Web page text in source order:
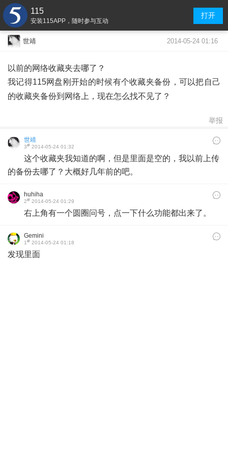
115
安装115APP，随时参与互动
打开
世靖 2014-05-24 01:16
以前的网络收藏夹去哪了？
我记得115网盘刚开始的时候有个收藏夹备份，可以把自己
的收藏夹备份到网络上，现在怎么找不见了？
举报
世靖
3# 2014-05-24 01:32
这个收藏夹我知道的啊，但是里面是空的，我以前上传
的备份去哪了？大概好几年前的吧。
huhiha
2# 2014-05-24 01:29
右上角有一个圆圈问号，点一下什么功能都出来了。
Gemini
1# 2014-05-24 01:18
发现里面